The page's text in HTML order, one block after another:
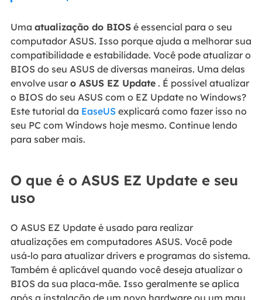
Uma atualização do BIOSé essencial para o seu
computador ASUS. Isso porque ajuda a melhorar sua
compatibilidade e estabilidade. Você pode atualizar o
BIOS do seu ASUS de diversas maneiras. Uma delas
envolve usar o ASUS EZ Update. É possível atualizar
o BIOS do seu ASUS com o EZ Update no Windows?
Este tutorial da EaseUS explicará como fazer isso no
seu PC com Windows hoje mesmo. Continue lendo
para saber mais.
O que é o ASUS EZ Update e seu
uso
O ASUS EZ Update é usado para realizar
atualizações em computadores ASUS. Você pode
usá-lo para atualizar drivers e programas do sistema.
Também é aplicável quando você deseja atualizar o
BIOS da sua placa-mãe. Isso geralmente se aplica